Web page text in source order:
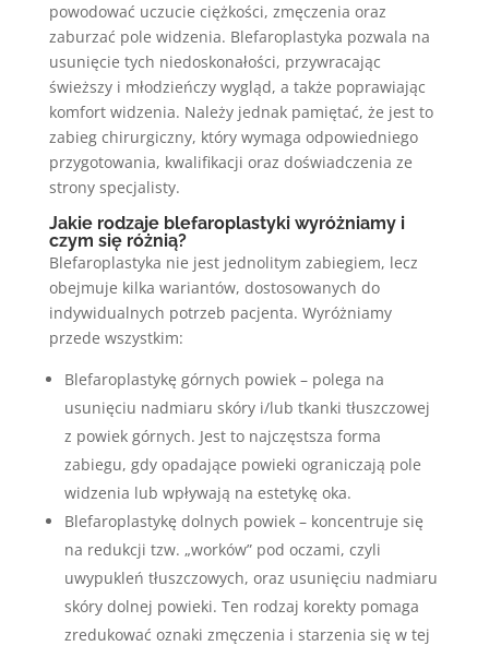
powodować uczucie ciężkości, zmęczenia oraz
zaburzać pole widzenia. Blefaroplastyka pozwala na
usunięcie tych niedoskonałości, przywracając
świeższy i młodzieńczy wygląd, a także poprawiając
komfort widzenia. Należy jednak pamiętać, że jest to
zabieg chirurgiczny, który wymaga odpowiedniego
przygotowania, kwalifikacji oraz doświadczenia ze
strony specjalisty.
Jakie rodzaje blefaroplastyki wyróżniamy i
czym się różnią?
Blefaroplastyka nie jest jednolitym zabiegiem, lecz
obejmuje kilka wariantów, dostosowanych do
indywidualnych potrzeb pacjenta. Wyróżniamy
przede wszystkim:
Blefaroplastykę górnych powiek – polega na
usunięciu nadmiaru skóry i/lub tkanki tłuszczowej
z powiek górnych. Jest to najczęstsza forma
zabiegu, gdy opadające powieki ograniczają pole
widzenia lub wpływają na estetykę oka.
Blefaroplastykę dolnych powiek – koncentruje się
na redukcji tzw. „worków” pod oczami, czyli
uwypukleń tłuszczowych, oraz usunięciu nadmiaru
skóry dolnej powieki. Ten rodzaj korekty pomaga
zredukować oznaki zmęczenia i starzenia się w tej